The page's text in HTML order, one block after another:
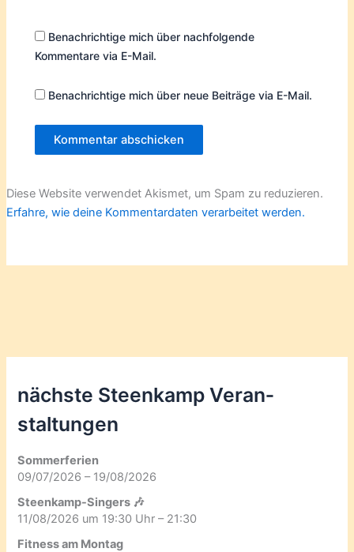
Benachrichtige mich über nachfolgende
Kommentare via E-Mail.
Benachrichtige mich über neue Beiträge via E-Mail.
Diese Website verwendet Akismet, um Spam zu reduzieren.
Erfahre, wie deine Kommentardaten verarbeitet werden.
nächste Steenkamp Veran­
staltungen
Sommerferien
09/07/2026 – 19/08/2026
Steenkamp-Singers 🎶
11/08/2026 um 19:30 Uhr – 21:30
Fitness am Montag